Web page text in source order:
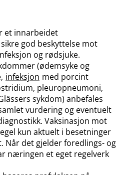
et innarbeidet
god beskyttelse mot
og rødsjuke.
(ødemsyke og
infeksjon med porcint
pleuropneumoni,
sykdom) anbefales
vurdering og eventuelt
Vaksinasjon mot
kun aktuelt i besetninger
Når det gjelder foredlings- og
næringen et eget regelverk